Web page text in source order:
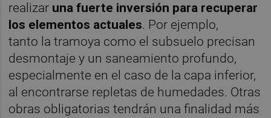
realizar una fuerte inversión para recuperar
los elementos actuales. Por ejemplo,
tanto la tramoya como el subsuelo precisan
desmontaje y un saneamiento profundo,
especialmente en el caso de la capa inferior,
al encontrarse repletas de humedades. Otras
obras obligatorias tendrán una finalidad más